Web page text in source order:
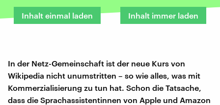
Inhalt einmal laden Inhalt immer laden
In der Netz-Gemeinschaft ist der neue Kurs von
Wikipedia nicht unumstritten – so wie alles, was mit
Kommerzialisierung zu tun hat. Schon die Tatsache,
dass die Sprachassistentinnen von Apple und Amazon